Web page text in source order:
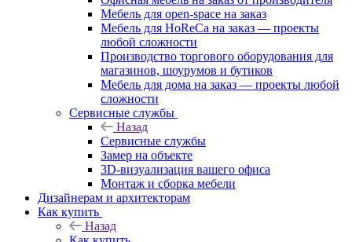
Мебель для open-space на заказ
Мебель для HoReCa на заказ — проекты
любой сложности
Производство торгового оборудования для
магазинов, шоурумов и бутиков
Мебель для дома на заказ — проекты любой
сложности
Сервисные службы
Назад
Сервисные службы
Замер на объекте
3D-визуализация вашего офиса
Монтаж и сборка мебели
Дизайнерам и архитекторам
Как купить
Назад